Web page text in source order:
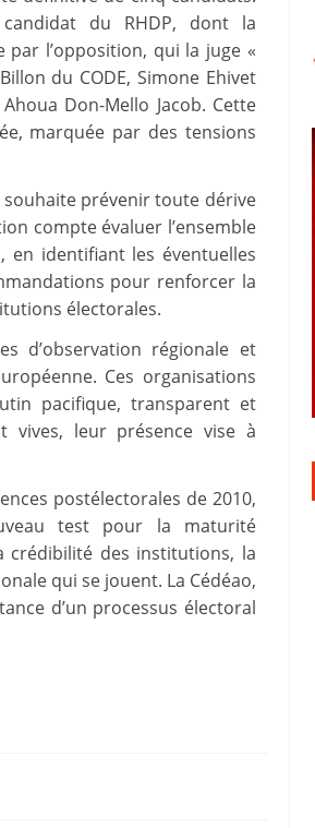
du RHDP, dont la
l’opposition, qui la juge «
du CODE, Simone Ehivet
Don-Mello Jacob. Cette
marquée par des tensions
souhaite prévenir toute dérive
compte évaluer l’ensemble
en identifiant les éventuelles
pour renforcer la
électorales.
d’observation régionale et
Ces organisations
pacifique, transparent et
vives, leur présence vise à
postélectorales de 2010,
test pour la maturité
crédibilité des institutions, la
qui se jouent. La Cédéao,
d’un processus électoral